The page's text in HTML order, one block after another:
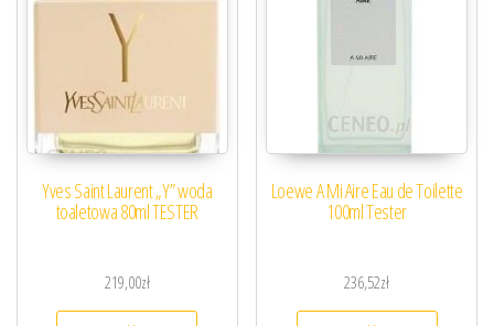
Yves Saint Laurent „Y” woda
toaletowa 80ml TESTER
219,00zł
Loewe A Mi Aire Eau de Toilette
100ml Tester
236,52zł